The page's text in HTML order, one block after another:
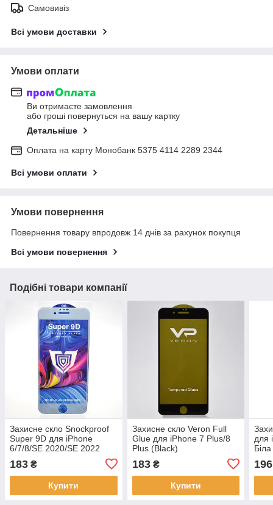
Самовивіз
Всі умови доставки
Умови оплати
Ви отримаєте замовлення
або гроші повернуться на вашу картку
Детальніше
Оплата на карту Монобанк 5375 4114 2289 2344
Всі умови оплати
Умови повернення
Повернення товару впродовж 14 днів за рахунок покупця
Всі умови повернення
Подібні товари компанії
Захисне скло Snockproof
Super 9D для iPhone
6/7/8/SE 2020/SE 2022
183 ₴
Купити
Захисне скло Veron Full
Glue для iPhone 7 Plus/8
Plus (Black)
183₴
Купити
для
196